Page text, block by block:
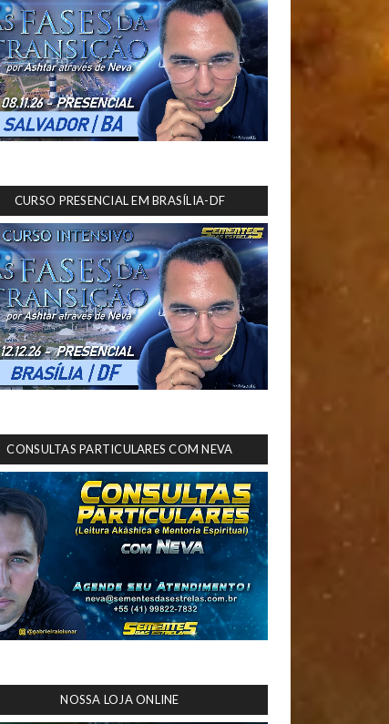
CURSO PRESENCIAL EM BRASÍLIA-DF
CONSULTAS PARTICULARES COM NEVA
NOSSA LOJA ONLINE